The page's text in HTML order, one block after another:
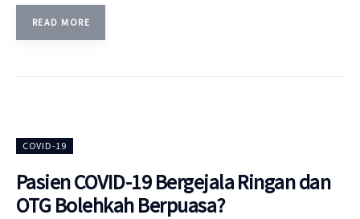
READ MORE
COVID-19
Pasien COVID-19 Bergejala Ringan dan
OTG Bolehkah Berpuasa?